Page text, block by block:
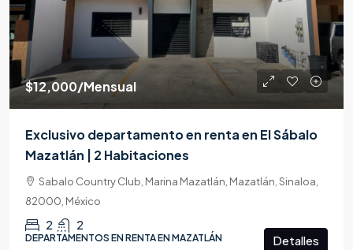
$12,000/Mensual
Exclusivo departamento en renta en El Sábalo
Mazatlán | 2 Habitaciones
Sabalo Country Club, Marina Mazatlán, Mazatlán, Sinaloa,
82000, México
2 2
DEPARTAMENTOS EN RENTA EN MAZATLÁN Detalles